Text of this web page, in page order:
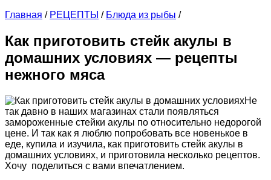
Главная / РЕЦЕПТЫ / Блюда из рыбы /
Как приготовить стейк акулы в
домашних условиях — рецепты
нежного мяса
Не
так давно в наших магазинах стали появляться
замороженные стейки акулы по относительно недорогой
цене. И так как я люблю попробовать все новенькое в
еде, купила и изучила, как приготовить стейк акулы в
домашних условиях, и приготовила несколько рецептов.
Хочу поделиться с вами впечатлением.